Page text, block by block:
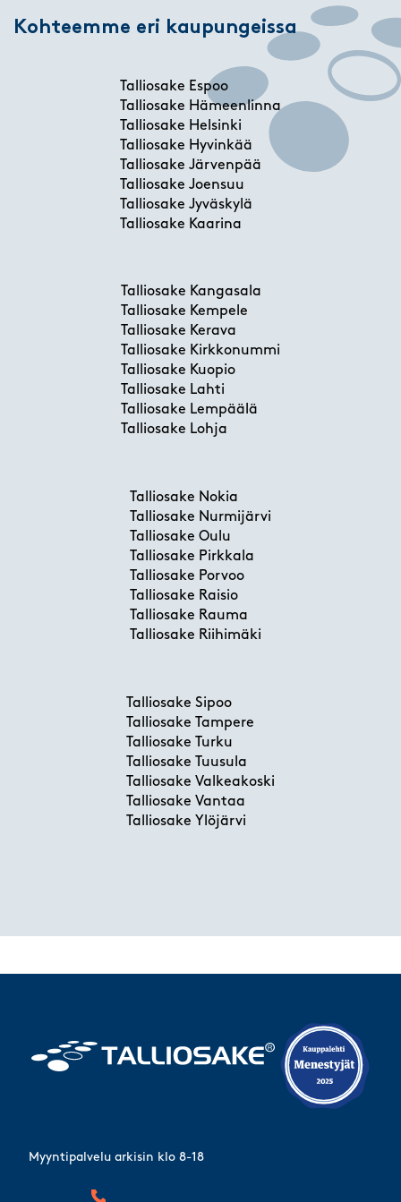
Kohteemme eri kaupungeissa
Talliosake Espoo
Talliosake Hämeenlinna
Talliosake Helsinki
Talliosake Hyvinkää
Talliosake Järvenpää
Talliosake Joensuu
Talliosake Jyväskylä
Talliosake Kaarina
Talliosake Kangasala
Talliosake Kempele
Talliosake Kerava
Talliosake Kirkkonummi
Talliosake Kuopio
Talliosake Lahti
Talliosake Lempäälä
Talliosake Lohja
Talliosake Nokia
Talliosake Nurmijärvi
Talliosake Oulu
Talliosake Pirkkala
Talliosake Porvoo
Talliosake Raisio
Talliosake Rauma
Talliosake Riihimäki
Talliosake Sipoo
Talliosake Tampere
Talliosake Turku
Talliosake Tuusula
Talliosake Valkeakoski
Talliosake Vantaa
Talliosake Ylöjärvi
Myyntipalvelu arkisin klo 8-18